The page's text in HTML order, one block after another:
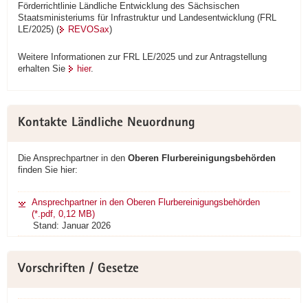
Verfahren
Bärwalde,
Görlitz
Förderrichtlinie Ländliche Entwicklung des Sächsischen
Staatsministeriums für Infrastruktur und Landesentwicklung (FRL
LE/2025) (
REVOSax)
Weitere Informationen zur FRL LE/2025 und zur Antragstellung
erhalten Sie
hier.
Kontakte Ländliche Neuordnung
Die Ansprechpartner in den Oberen Flurbereinigungsbehörden
finden Sie hier:
Ansprechpartner in den Oberen Flurbereinigungsbehörden
(*.pdf, 0,12 MB)
Stand: Januar 2026
Vorschriften / Gesetze